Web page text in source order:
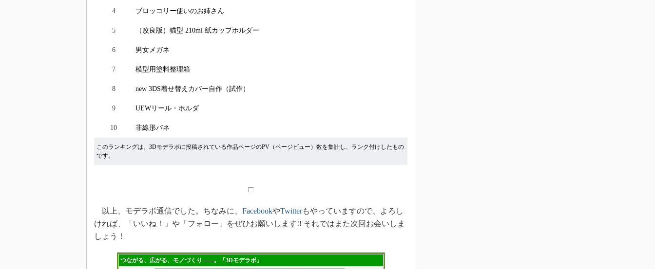
4 ブロッコリー使いのお姉さん
5 （改良版）猫型 210ml 紙カップホルダー
6 男女メガネ
7 模型用塗料整理箱
8 new 3DS着せ替えカバー自作（試作）
9 UEWリール・ホルダ
10 非線形バネ
このランキングは、3Dモデラボに投稿されている作品ページのPV（ページビュー）数を集計し、ランク付けしたもの
です。
以上、モデラボ通信でした。ちなみに、 FacebookやTwitterもやっていますので、よろし
ければ、「いいね！」や「フォロー」をぜひお願いします!! それではまた次回お会いしま
しょう！
つながる、広がる、モノづくり――。「3Dモデラボ」